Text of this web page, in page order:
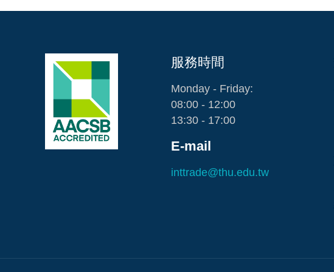
服務時間
Monday - Friday:
08:00 - 12:00
13:30 - 17:00
E-mail
inttrade@thu.edu.tw